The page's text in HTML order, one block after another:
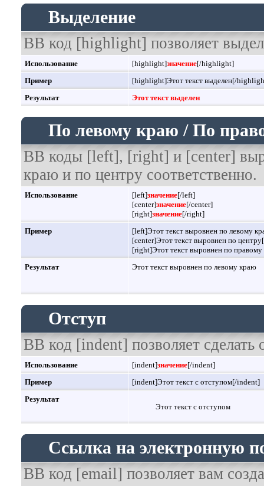
Выделение
BB код [highlight] позволяет
Использование [highlight]значение[/highlight]
Пример
[highlight]Этот текст выделен[/
Результат
Этот текст выделен
По левому краю / По
BB коды [left], [right] и [center]
краю и по центру соответственно.
Использование [left]значение[/left]
[center]значение[/center]
[right]значение[/right]
Пример
[left]Этот текст выровнен по левому
[center]Этот текст выровнен по
[right]Этот текст выровнен по
Результат
Этот текст выровнен по левому краю
Отступ
BB код [indent] позволяет сделать
Использование [indent]значение[/indent]
Пример
[indent]Этот текст с отступом[/indent]
Результат
Этот текст с отступом
Ссылка на электронную
BB код [email] позволяет вам